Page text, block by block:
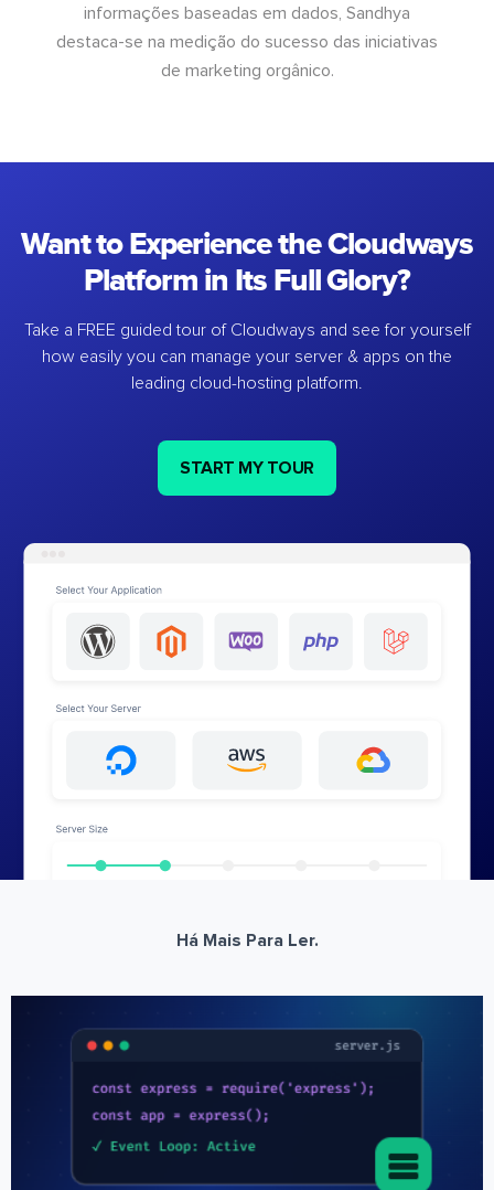
informações baseadas em dados, Sandhya
destaca-se na medição do sucesso das iniciativas
de marketing orgânico.
Want to Experience the Cloudways
Platform in Its Full Glory?
Take a FREE guided tour of Cloudways and see for yourself
how easily you can manage your server & apps on the
leading cloud-hosting platform.
START MY TOUR
Há Mais Para Ler.